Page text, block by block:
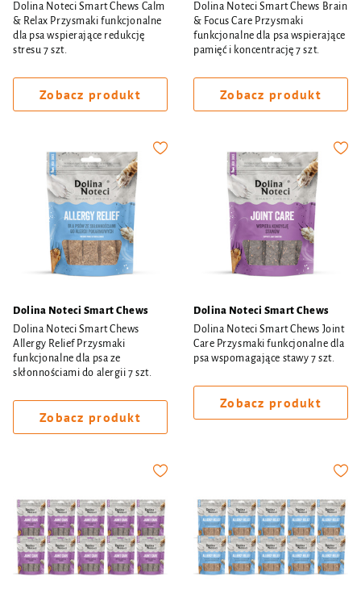
Dolina Noteci Smart Chews Calm
& Relax Przysmaki funkcjonalne
dla psa wspierające redukcję
stresu 7 szt.
Zobacz produkt
Dolina Noteci Smart Chews Brain
& Focus Care Przysmaki
funkcjonalne dla psa wspierające
pamięć i koncentrację 7 szt.
Zobacz produkt
Dolina Noteci Smart Chews
Dolina Noteci Smart Chews
Allergy Relief Przysmaki
funkcjonalne dla psa ze
skłonnościami do alergii 7 szt.
Zobacz produkt
Dolina Noteci Smart Chews
Dolina Noteci Smart Chews Joint
Care Przysmaki funkcjonalne dla
psa wspomagające stawy 7 szt.
Zobacz produkt